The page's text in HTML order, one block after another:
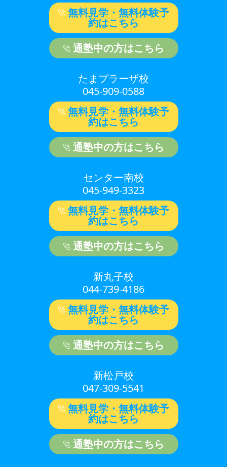
無料見学・無料体験予
約はこちら
通塾中の方はこちら
たまプラーザ校
045-909-0588
無料見学・無料体験予
約はこちら
通塾中の方はこちら
センター南校
045-949-3323
無料見学・無料体験予
約はこちら
通塾中の方はこちら
新丸子校
044-739-4186
無料見学・無料体験予
約はこちら
通塾中の方はこちら
新松戸校
047-309-5541
無料見学・無料体験予
約はこちら
通塾中の方はこちら